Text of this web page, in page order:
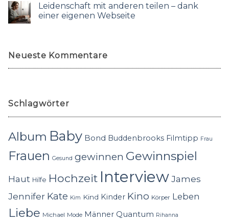
Leidenschaft mit anderen teilen – dank
einer eigenen Webseite
Neueste Kommentare
Schlagwörter
Album Baby Bond Buddenbrooks Filmtipp Frau
Frauen Gesund gewinnen Gewinnspiel
Haut Hilfe Hochzeit InterviewJames
Jennifer Kate Kim Kind Kinder Kino Körper Leben
Liebe Michael Mode Männer Quantum Rihanna